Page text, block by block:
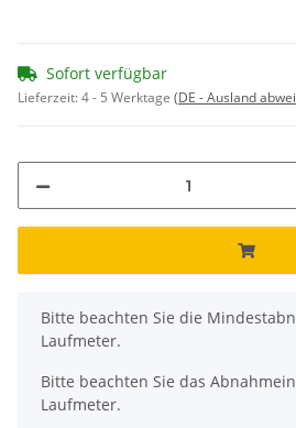
Sofort verfügbar
Lieferzeit:4 - 5 Werktage (DE - Ausland
x
Bitte beachten Sie die
Laufmeter.
Bitte beachten Sie das
Laufmeter.